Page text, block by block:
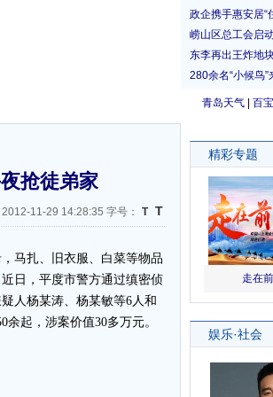
青岛天气 百
抢徒弟家
2012-11-29 14:28:35 字号： T T
马扎、旧衣服、白菜等物品
日，平度市警方通过缜密侦
人杨某涛、杨某敏等6人和
起，涉案价值30多万元。